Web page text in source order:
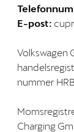
E-post:
Volkswagen
nummer
Charging